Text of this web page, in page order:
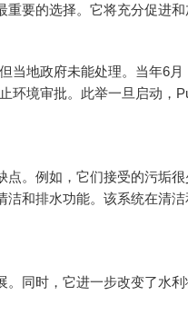
要的选择。它将充分促进和
当地政府未能处理。当年6
环境审批。此举一旦启动，
。例如，它们接受的污垢
和排水功能。该系统在清
同时，它进一步改变了水